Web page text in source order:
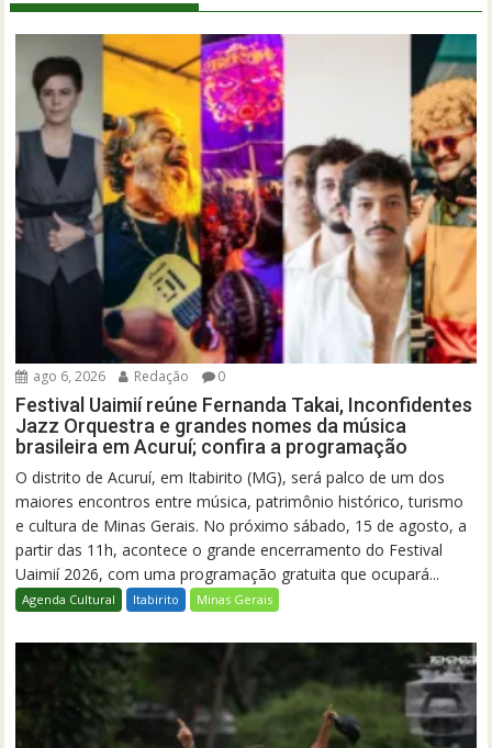
ago 6, 2026 Redação 0
Festival Uaimií reúne Fernanda Takai, Inconfidentes
Jazz Orquestra e grandes nomes da música
brasileira em Acuruí; confira a programação
O distrito de Acuruí, em Itabirito (MG), será palco de um dos
maiores encontros entre música, patrimônio histórico, turismo
e cultura de Minas Gerais. No próximo sábado, 15 de agosto, a
partir das 11h, acontece o grande encerramento do Festival
Uaimií 2026, com uma programação gratuita que ocupará...
Agenda Cultural Itabirito Minas Gerais